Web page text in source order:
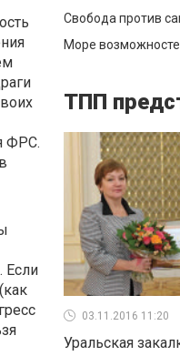
ФРС.
Если
Свобода против
Море
ТПП
03.11.2016 11:20
Уральская